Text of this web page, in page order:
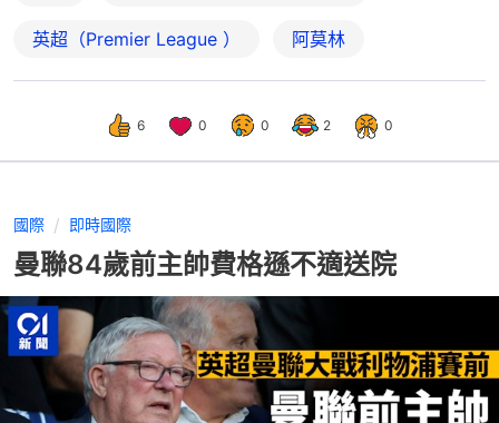
英超（Premier League ） 阿莫林
6 0 0 2 0
國際 即時國際
曼聯84歲前主帥費格遜不適送院